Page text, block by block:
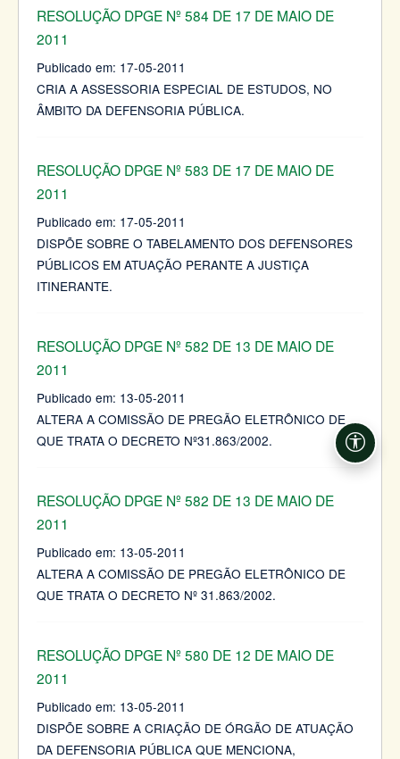
RESOLUÇÃO DPGE Nº 584 DE 17 DE MAIO DE
2011
Publicado em: 17-05-2011
CRIA A ASSESSORIA ESPECIAL DE ESTUDOS, NO
ÂMBITO DA DEFENSORIA PÚBLICA.
RESOLUÇÃO DPGE Nº 583 DE 17 DE MAIO DE
2011
Publicado em: 17-05-2011
DISPÕE SOBRE O TABELAMENTO DOS DEFENSORES
PÚBLICOS EM ATUAÇÃO PERANTE A JUSTIÇA
ITINERANTE.
RESOLUÇÃO DPGE Nº 582 DE 13 DE MAIO DE
2011
Publicado em: 13-05-2011
ALTERA A COMISSÃO DE PREGÃO ELETRÔNICO DE
QUE TRATA O DECRETO Nº31.863/2002.
RESOLUÇÃO DPGE Nº 582 DE 13 DE MAIO DE
2011
Publicado em: 13-05-2011
ALTERA A COMISSÃO DE PREGÃO ELETRÔNICO DE
QUE TRATA O DECRETO Nº 31.863/2002.
RESOLUÇÃO DPGE Nº 580 DE 12 DE MAIO DE
2011
Publicado em: 13-05-2011
DISPÕE SOBRE A CRIAÇÃO DE ÓRGÃO DE ATUAÇÃO
DA DEFENSORIA PÚBLICA QUE MENCIONA,